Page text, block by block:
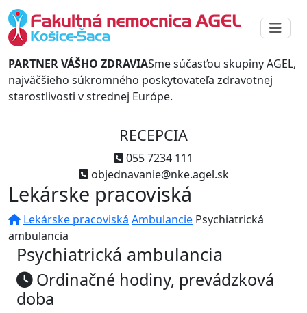
PARTNER VÁŠHO ZDRAVIASme súčasťou skupiny AGEL,
najväčšieho súkromného poskytovateľa zdravotnej
starostlivosti v strednej Európe.
RECEPCIA
055 7234 111
objednavanie@nke.agel.sk
Lekárske pracoviská
Lekárske pracoviská Ambulancie Psychiatrická
ambulancia
Psychiatrická ambulancia
Ordinačné hodiny, prevádzková
doba